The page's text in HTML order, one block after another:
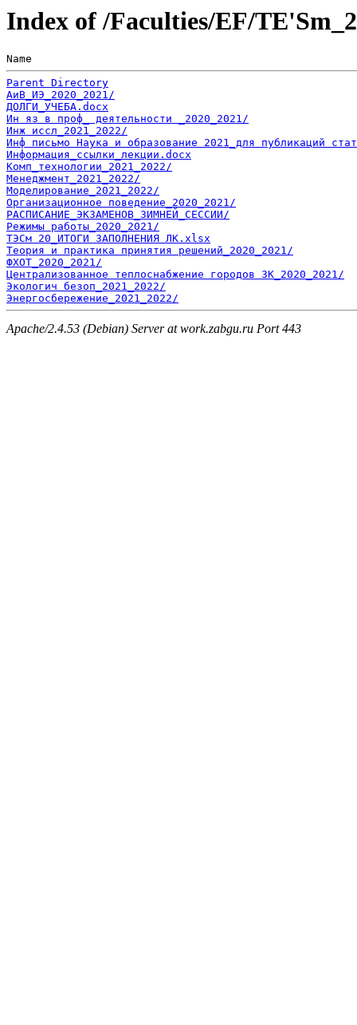
Index of /Faculties/EF/
Name
Parent Directory
АиВ_ИЭ_2020_2021/
ДОЛГИ_УЧЕБА.docx
Ин яз в проф_ деятельности _2020_2021/
Инж иссл_2021_2022/
Инф письмо Наука и образование 2021_для публикаций
Информация_ссылки_лекции.docx
Комп_технологии_2021_2022/
Менеджмент_2021_2022/
Моделирование_2021_2022/
Организационное поведение_2020_2021/
РАСПИСАНИЕ_ЭКЗАМЕНОВ_ЗИМНЕЙ_СЕССИИ/
Режимы работы_2020_2021/
ТЭСм 20_ИТОГИ ЗАПОЛНЕНИЯ ЛК.xlsx
Теория и практика принятия решений_2020_2021/
ФХОТ_2020_2021/
Централизованное теплоснабжение городов ЗК_2020_2021/
Экологич безоп_2021_2022/
Энергосбережение_2021_2022/
Apache/2.4.53 (Debian) Server at work.zabgu.ru Port 443